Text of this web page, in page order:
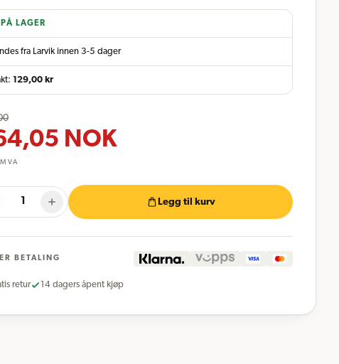
PÅ LAGER
fra Larvik innen 3-5 dager
129,00 kr
NOK
Legg til kurv
BETALING
retur 14 dagers åpent kjøp